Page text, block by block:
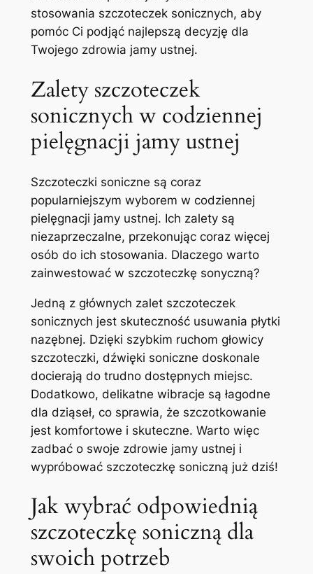
stosowania‌ szczoteczek sonicznych, aby
pomóc⁣ Ci podjąć⁢ najlepszą⁢ decyzję dla
Twojego zdrowia jamy ustnej.
Zalety szczoteczek
sonicznych w codziennej
pielęgnacji jamy ustnej
Szczoteczki soniczne są​ coraz
popularniejszym wyborem w codziennej
pielęgnacji ​jamy ustnej. Ich​ zalety są
niezaprzeczalne, ⁢przekonując coraz więcej
osób ⁣do ich stosowania. Dlaczego warto
⁤zainwestować w szczoteczkę sonyczną?
Jedną z głównych zalet szczoteczek
sonicznych jest‌ skuteczność usuwania płytki
nazębnej. Dzięki szybkim ruchom głowicy
szczoteczki, dźwięki ⁤soniczne doskonale
docierają do trudno dostępnych ⁣miejsc.⁣
Dodatkowo, delikatne wibracje są‌ łagodne
dla ⁤dziąseł, co sprawia, ⁣że szczotkowanie
‌jest komfortowe ​i skuteczne. Warto więc⁢
zadbać​ o‌ swoje zdrowie⁢ jamy ustnej i
wypróbować szczoteczkę soniczną⁤ już dziś!
Jak wybrać odpowiednią
szczoteczkę soniczną ​dla
swoich potrzeb